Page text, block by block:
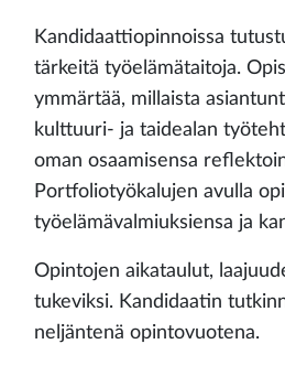
Kandidaattiopinnoissa
tärkeitä työelämätaitoja.
ymmärtää, millaista
kulttuuri- ja taidealan
oman osaamisensa
Portfoliotyökalujen avulla
työelämävalmiuksiensa ja
Opintojen aikataulut,
tukeviksi. Kandidaatin
neljäntenä opintovuotena.